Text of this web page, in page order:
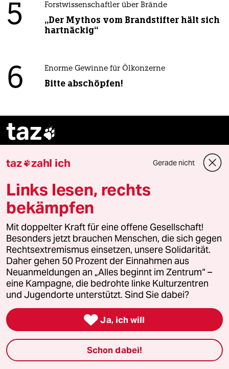
5 Forstwissenschaftler über Brände
„Der Mythos vom Brandstifter hält sich
hartnäckig“
6 Enorme Gewinne für Ölkonzerne
Bitte abschöpfen!
taz
Folgen Sie uns
Ressorts
Politik
Öko
Gesellschaft
Kultur
Sport
Berlin
taz zahl ich Gerade nicht
Links lesen, rechts
bekämpfen
Mit doppelter Kraft für eine offene Gesellschaft!
Besonders jetzt brauchen Menschen, die sich gegen
Rechtsextremismus einsetzen, unsere Solidarität.
Daher gehen 50 Prozent der Einnahmen aus
Neuanmeldungen an „Alles beginnt im Zentrum“ –
eine Kampagne, die bedrohte linke Kulturzentren
und Jugendorte unterstützt. Sind Sie dabei?
 Ja, ich will
Schon dabei!